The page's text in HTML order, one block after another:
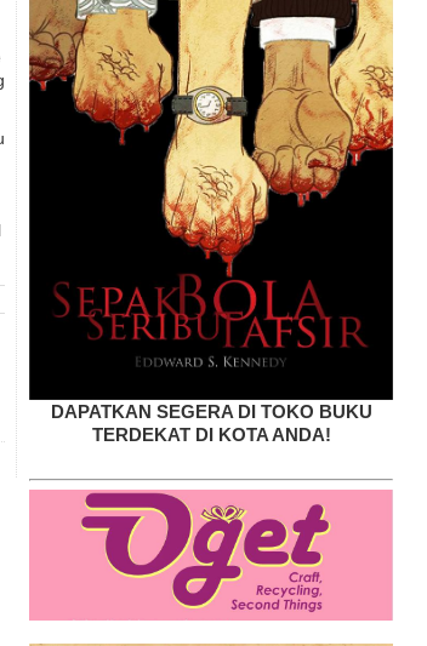
DAPATKAN SEGERA DI TOKO BUKU
TERDEKAT DI KOTA ANDA!